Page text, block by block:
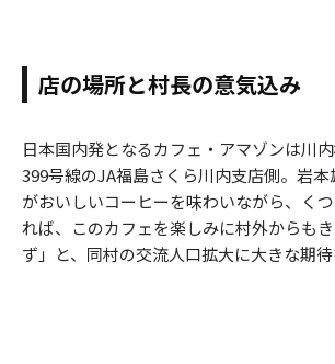
店の場所と村長の意気込み
日本国内発となるカフェ・アマゾンは川
399号線のJA福島さくら川内支店側。岩
がおいしいコーヒーを味わいながら、く
れば、このカフェを楽しみに村外からも
ず」と、同村の交流人口拡大に大きな期待